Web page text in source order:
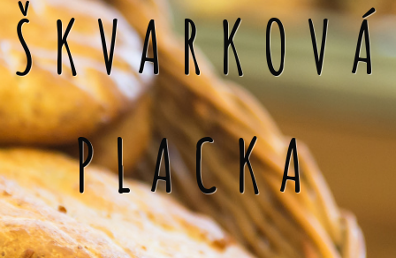
ŠKVARKOVÁ
PLACKA